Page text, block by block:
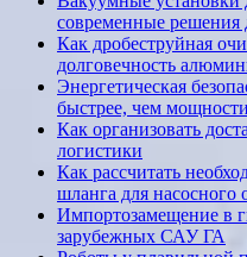
современные решения
Как дробеструйная
долговечность
Энергетическая
быстрее, чем
Как организовать
логистики
Как рассчитать
шланга для насосного
Импортозамещение в
зарубежных САУ ГА